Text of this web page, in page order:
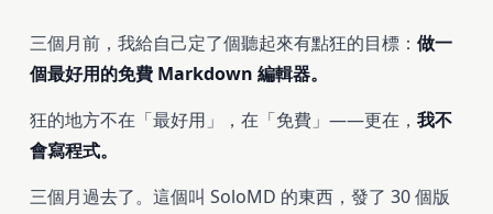
三個月前，我給自己定了個聽起來有點狂的目標： 做一
個最好用的免費 Markdown 編輯器。
狂的地方不在「最好用」，在「免費」——更在， 我不
會寫程式。
三個月過去了。這個叫 SoloMD 的東西，發了 30 個版